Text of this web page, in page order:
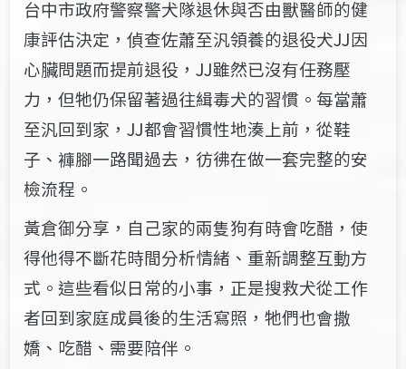
台中市政府警察警犬隊退休與否由獸醫師的健
康評估決定，偵查佐蕭至汎領養的退役犬JJ因
心臟問題而提前退役，JJ雖然已沒有任務壓
力，但牠仍保留著過往緝毒犬的習慣。每當蕭
至汎回到家，JJ都會習慣性地湊上前，從鞋
子、褲腳一路聞過去，彷彿在做一套完整的安
檢流程。
黃倉御分享，自己家的兩隻狗有時會吃醋，使
得他得不斷花時間分析情緒、重新調整互動方
式。這些看似日常的小事，正是搜救犬從工作
者回到家庭成員後的生活寫照，牠們也會撒
嬌、吃醋、需要陪伴。